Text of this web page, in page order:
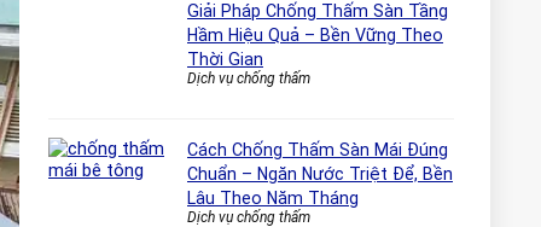
Giải Pháp Chống Thấm Sàn Tầng
Hầm Hiệu Quả – Bền Vững Theo
Thời Gian
Dịch vụ chống thấm
Cách Chống Thấm Sàn Mái Đúng
Chuẩn – Ngăn Nước Triệt Để, Bền
Lâu Theo Năm Tháng
Dịch vụ chống thấm